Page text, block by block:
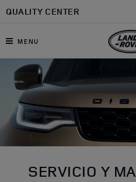
Ir al contenido principal
QUALITY CENTER
MENU
SERVICIO Y